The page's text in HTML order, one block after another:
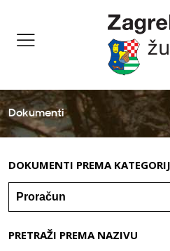
Dokumenti
DOKUMENTI PREMA
PRETRAŽI PREMA NAZIVU